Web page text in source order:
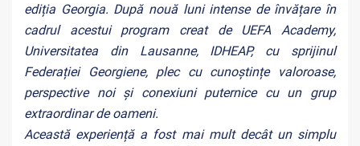
ediția Georgia. După nouă luni intense de învățare în
cadrul acestui program creat de UEFA Academy,
Universitatea din Lausanne, IDHEAP, cu sprijinul
Federației Georgiene, plec cu cunoștințe valoroase,
perspective noi și conexiuni puternice cu un grup
extraordinar de oameni.
Această experiență a fost mai mult decât un simplu